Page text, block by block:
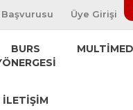
Üye Girişi
BURS
İLETİŞİM